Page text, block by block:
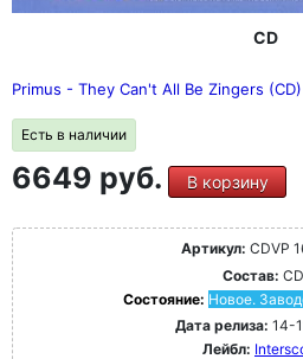
CD
Primus - They Can't All Be Zingers (CD)
Есть в наличии
6649 руб. В корзину
Артикул: CDVP
Состав: CD
Состояние: Новое.
Дата релиза: 14-
Лейбл: